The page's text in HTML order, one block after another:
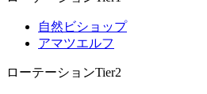
自然ビショップ
アマツエルフ
ローテーションTier2